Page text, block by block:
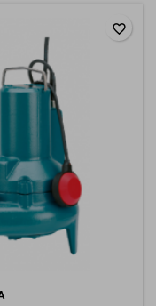
favorite_border